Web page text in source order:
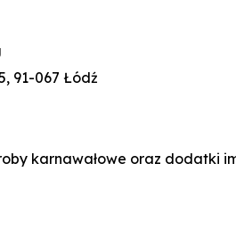
91-067 Łódź
karnawałowe oraz dodatki